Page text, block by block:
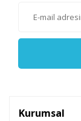
Kurumsal